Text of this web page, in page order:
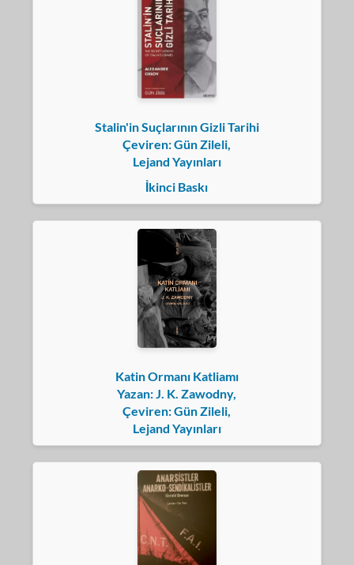
Stalin'in Suçlarının Gizli Tarihi
Çeviren: Gün Zileli,
Lejand Yayınları
İkinci Baskı
Katin Ormanı Katliamı
Yazan: J. K. Zawodny,
Çeviren: Gün Zileli,
Lejand Yayınları